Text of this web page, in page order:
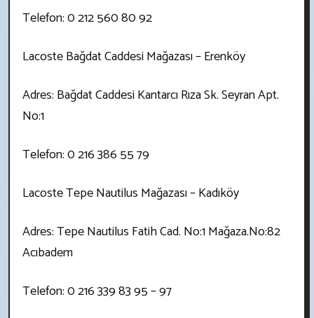
Telefon: 0 212 560 80 92
Lacoste Bağdat Caddesi Mağazası – Erenköy
Adres: Bağdat Caddesi Kantarcı Rıza Sk. Seyran Apt.
No:1
Telefon: 0 216 386 55 79
Lacoste Tepe Nautilus Mağazası – Kadıköy
Adres: Tepe Nautilus Fatih Cad. No:1 Mağaza.No:82
Acıbadem
Telefon: 0 216 339 83 95 – 97